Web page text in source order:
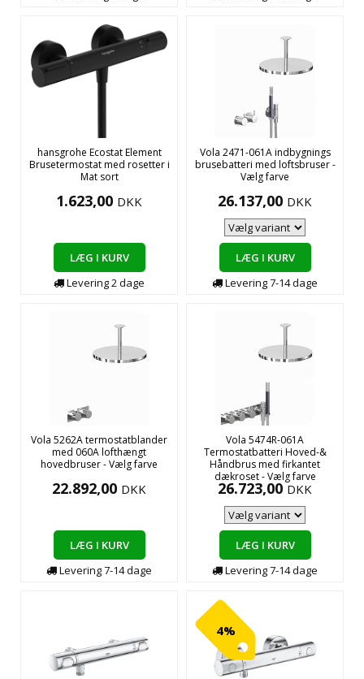
hansgrohe Ecostat Element
Brusetermostat med rosetter i
Mat sort
1.623,00 DKK
LÆG I KURV
Levering2dage
Vola 2471-061A indbygnings
brusebatteri med loftsbruser -
Vælg farve
26.137,00 DKK
LÆG I KURV
Levering7-14dage
Vola 5262A termostatblander
med 060A lofthængt
hovedbruser - Vælg farve
22.892,00 DKK
LÆG I KURV
Levering7-14dage
Vola 5474R-061A
Termostatbatteri Hoved-&
Håndbrus med firkantet
dækroset - Vælg farve
26.723,00DKK
LÆG I KURV
Levering7-14dage
4%